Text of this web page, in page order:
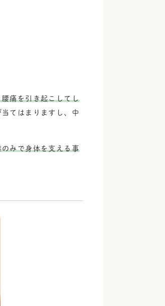
痛を引き起こしてし
てはまりますし、中
みで身体を支える事